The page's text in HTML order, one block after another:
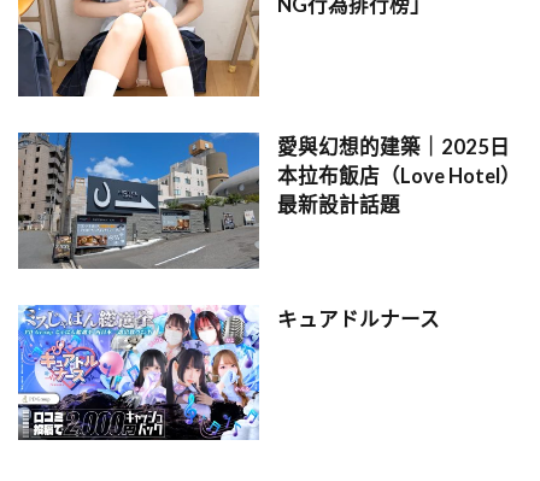
愛與幻想的建築｜2025日
本拉布飯店（Love Hotel）
最新設計話題
キュアドルナース